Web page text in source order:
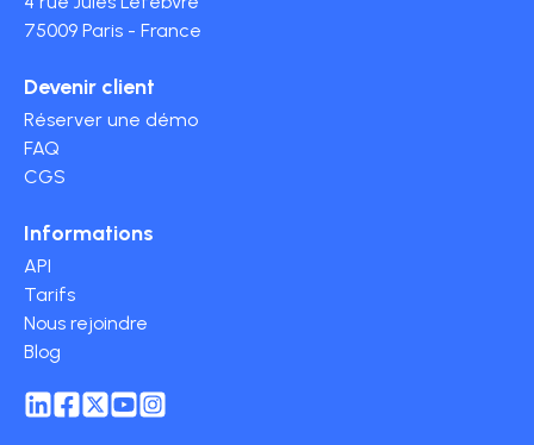
75009 Paris - France
Devenir client
Réserver une démo
FAQ
CGS
Informations
API
Tarifs
Nous rejoindre
Blog